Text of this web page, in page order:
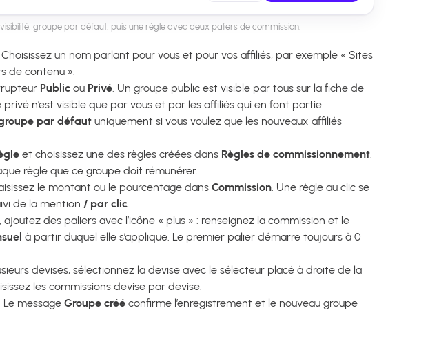
groupe par défaut, puis une règle avec deux paliers de commission.
Choisissez un nom parlant pour vous et pour vos affiliés, par exemple « Sites
de contenu ».
Public ou Privé. Un groupe public est visible par tous sur la fiche de
n’est visible que par vous et par les affiliés qui en font partie.
par défaut uniquement si vous voulez que les nouveaux affiliés
et choisissez une des règles créées dans Règles de commissionnement.
règle que ce groupe doit rémunérer.
le montant ou le pourcentage dans Commission. Une règle au clic se
de la mention / par clic.
des paliers avec l’icône « plus » : renseignez la commission et le
à partir duquel elle s’applique. Le premier palier démarre toujours à 0
devises, sélectionnez la devise avec le sélecteur placé à droite de la
les commissions devise par devise.
Le message Groupe créé confirme l’enregistrement et le nouveau groupe